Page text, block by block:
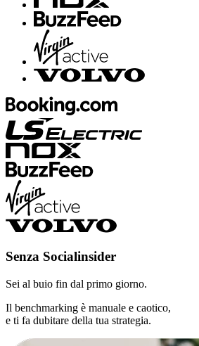
Senza Socialinsider
Sei al buio fin dal primo giorno.
Il benchmarking è manuale e caotico,
e ti fa dubitare della tua strategia.